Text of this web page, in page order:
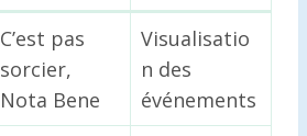
C’est pas
sorcier,
Nota Bene
Visualisatio
n des
événements